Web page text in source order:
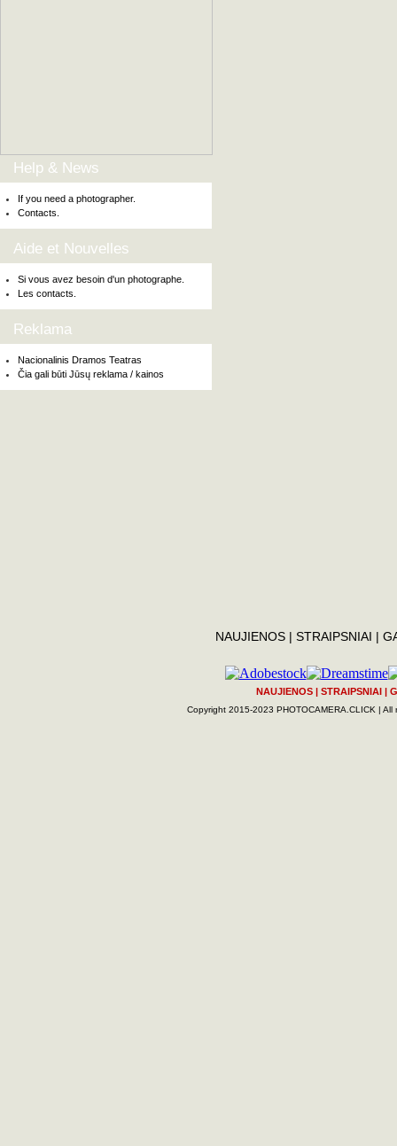
Help & News
If you need a photographer.
Contacts.
Aide et Nouvelles
Si vous avez besoin d'un photographe.
Les contacts.
Reklama
Nacionalinis Dramos Teatras
Čia gali būti Jūsų reklama / kainos
NAUJIENOS | STRAIPSNIAI |
NAUJIENOS | STRAIPSNIAI |
Copyright 2015-2023 PHOTOCAMERA.CLICK |